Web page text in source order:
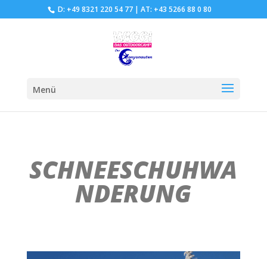
D: +49 8321 220 54 77| AT: +43 5266 88 0 80
Menü
SCHNEESCHUHWA
NDERUNG